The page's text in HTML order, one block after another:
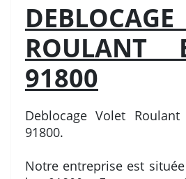
ROULANT
91800
Deblocage Volet
91800.
Notre entreprise est